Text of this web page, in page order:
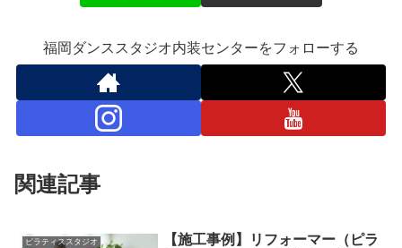
福岡ダンススタジオ内装センターをフォローする
関連記事
ピラティススタジオ
【施工事例】リフォーマー（ピラ